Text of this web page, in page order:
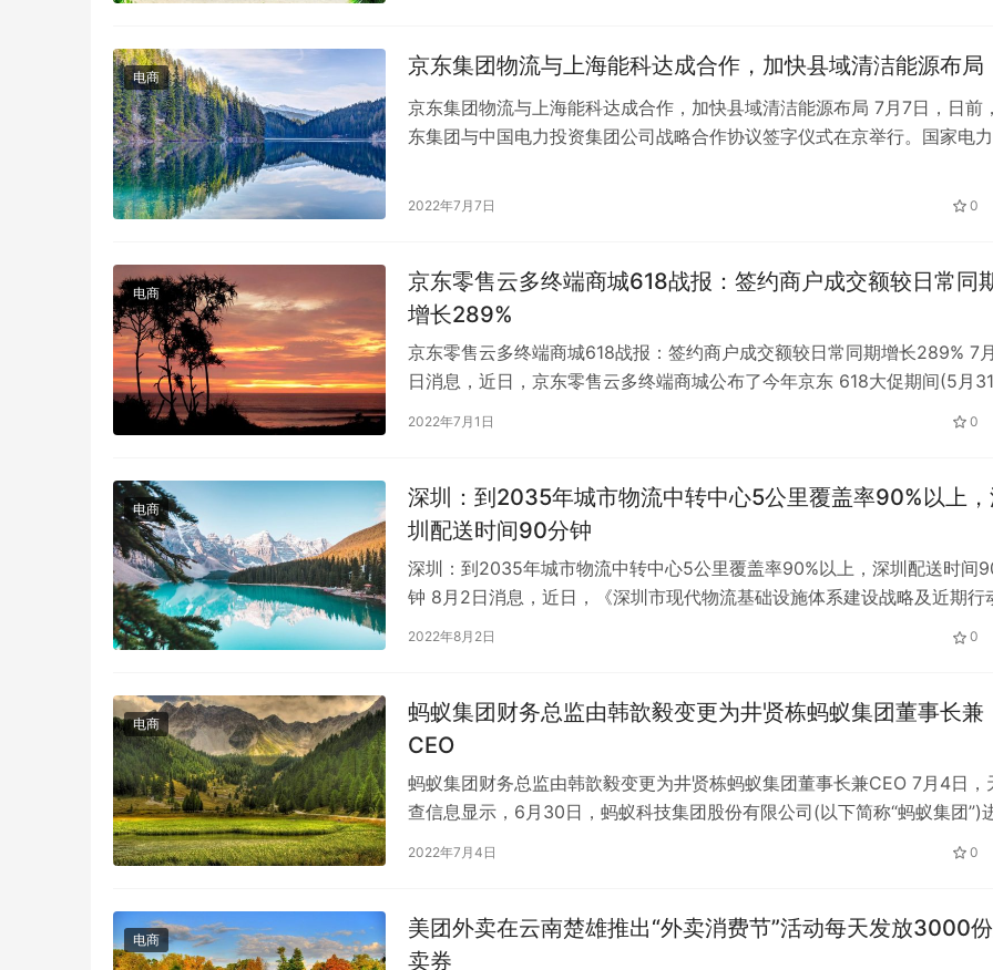
电商 京东集团物流与上海能科达成合作，加快县域清洁能源布局
京东集团物流与上海能科达成合作，加快县域清洁能源布局 7月7日，日前
东集团与中国电力投资集团公司战略合作协议签字仪式在京举行。国家电力
2022年7月7日 0
电商
京东零售云多终端商城618战报：签约商户成交额较日常同
增长289%
京东零售云多终端商城618战报：签约商户成交额较日常同期增长289% 7
日消息，近日，京东零售云多终端商城公布了今年京东 618大促期间(5月
2022年7月1日 0
电商
深圳：到2035年城市物流中转中心5公里覆盖率90%以上，
圳配送时间90分钟
深圳：到2035年城市物流中转中心5公里覆盖率90%以上，深圳配送时间
钟 8月2日消息，近日，《深圳市现代物流基础设施体系建设战略及近期行
划》(以下简称《行动计划》)出台…
2022年8月2日 0
电商
蚂蚁集团财务总监由韩歆毅变更为井贤栋蚂蚁集团董事长兼
CEO
蚂蚁集团财务总监由韩歆毅变更为井贤栋蚂蚁集团董事长兼CEO 7月4日，
查信息显示，6月30日，蚂蚁科技集团股份有限公司(以下简称“蚂蚁集团”)
了一次工商变更，主要调整了高级…
2022年7月4日 0
电商
美团外卖在云南楚雄推出“外卖消费节”活动每天发放3000
卖券